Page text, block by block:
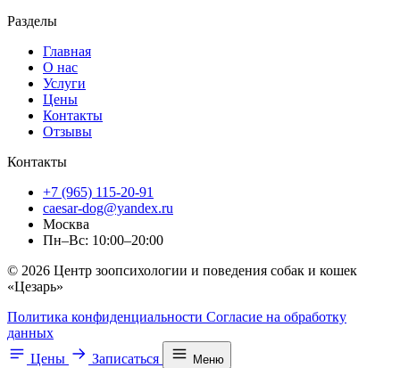
Разделы
Главная
О нас
Услуги
Цены
Контакты
Отзывы
Контакты
+7 (965) 115-20-91
caesar-dog@yandex.ru
Москва
Пн–Вс: 10:00–20:00
© 2026 Центр зоопсихологии и поведения собак и кошек
«Цезарь»
Политика конфиденциальности Согласие на обработку
данных
Цены
Записаться Меню